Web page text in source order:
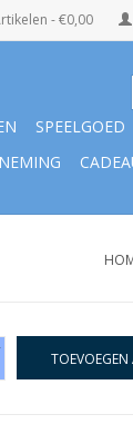
- €0,00
SPEELGOED